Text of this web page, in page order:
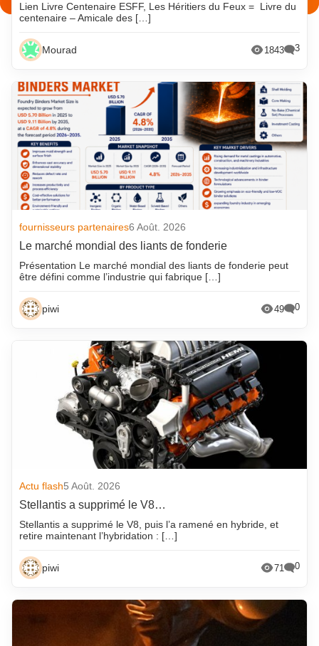
Lien Livre Centenaire ESFF, Les Héritiers du Feux = Livre du
centenaire – Amicale des […]
Mourad 1843 3
fournisseurs partenaires6 Août. 2026
Le marché mondial des liants de fonderie
Présentation Le marché mondial des liants de fonderie peut
être défini comme l’industrie qui fabrique […]
piwi 49 0
Actu flash5 Août. 2026
Stellantis a supprimé le V8…
Stellantis a supprimé le V8, puis l’a ramené en hybride, et
retire maintenant l’hybridation : […]
piwi 71 0